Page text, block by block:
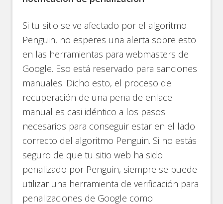
Si tu sitio se ve afectado por el algoritmo
Penguin, no esperes una alerta sobre esto
en las herramientas para webmasters de
Google. Eso está reservado para sanciones
manuales. Dicho esto, el proceso de
recuperación de una pena de enlace
manual es casi idéntico a los pasos
necesarios para conseguir estar en el lado
correcto del algoritmo Penguin. Si no estás
seguro de que tu sitio web ha sido
penalizado por Penguin, siempre se puede
utilizar una herramienta de verificación para
penalizaciones de Google como